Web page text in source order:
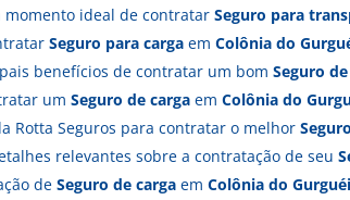
momento ideal de contratar Seguro para
Seguro para cargaem Colônia do
benefícios de contratar um bom Seguro
um Seguro de cargaem Colônia do
Rotta Seguros para contratar o melhor
relevantes sobre a contratação de seu
de Seguro de cargaem Colônia do